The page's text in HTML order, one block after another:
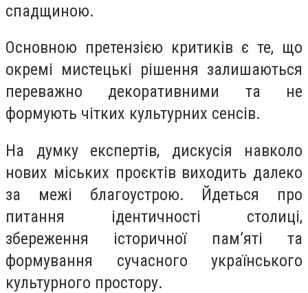
спадщиною.
Основною претензією критиків є те, що
окремі мистецькі рішення залишаються
переважно декоративними та не
формують чітких культурних сенсів.
На думку експертів, дискусія навколо
нових міських проєктів виходить далеко
за межі благоустрою. Йдеться про
питання ідентичності столиці,
збереження історичної пам’яті та
формування сучасного українського
культурного простору.